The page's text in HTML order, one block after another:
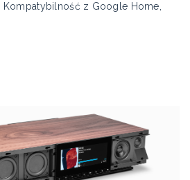
Kompatybilność z Google Home,